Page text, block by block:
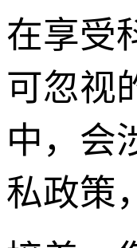
在享受
可忽视
中，会
私政策